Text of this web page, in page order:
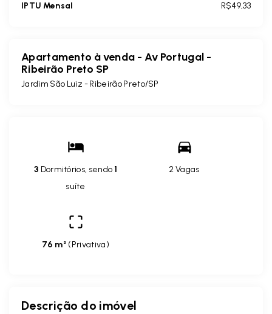
IPTU Mensal
R$49,33
Apartamento à venda - Av Portugal -
Ribeirão Preto SP
Jardim São Luiz - Ribeirão Preto/SP
3 Dormitórios, sendo1
suíte
2 Vagas
76 m² (Privativa)
Descrição do imóvel